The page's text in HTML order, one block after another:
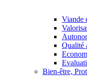
Viande
Qualité
Bien-être,